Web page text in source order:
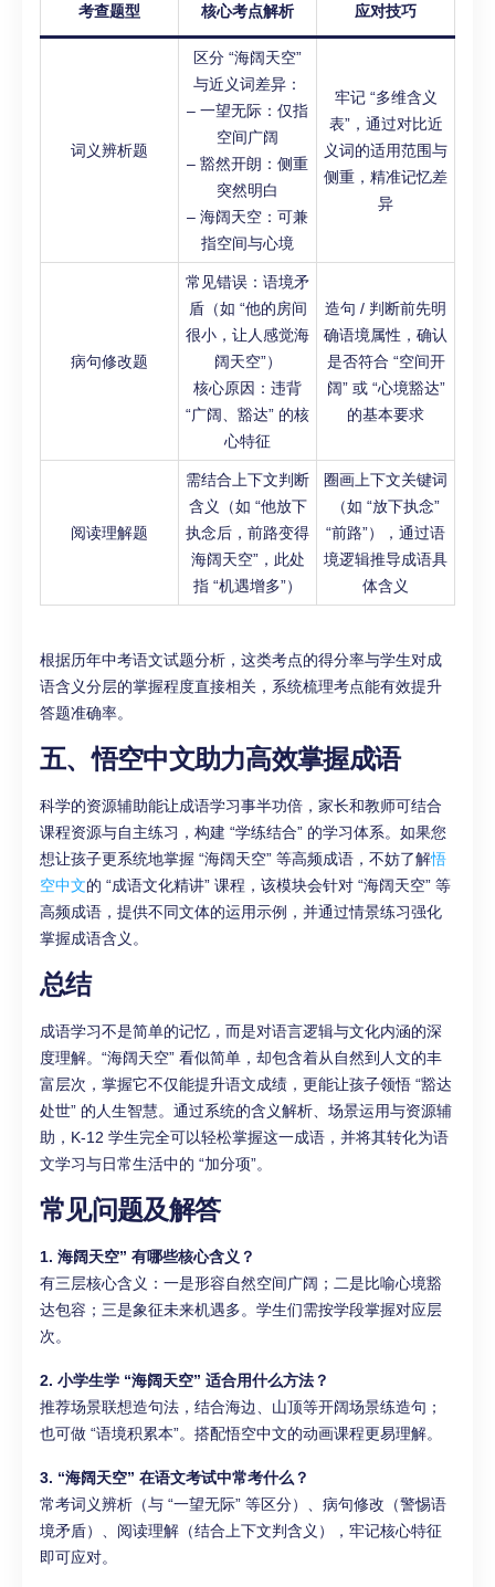
考查题型 核心考点解析 应对技巧
词义辨析题
区分 “海阔天空”
与近义词差异：
– 一望无际：仅指
空间广阔
– 豁然开朗：侧重
突然明白
– 海阔天空：可兼
指空间与心境
牢记 “多维含义
表”，通过对比近
义词的适用范围与
侧重，精准记忆差
异
病句修改题
常见错误：语境矛
盾（如 “他的房间
很小，让人感觉海
阔天空”）
核心原因：违背
“广阔、豁达” 的核
心特征
造句 / 判断前先明
确语境属性，确认
是否符合 “空间开
阔” 或 “心境豁达”
的基本要求
阅读理解题
需结合上下文判断
含义（如 “他放下
执念后，前路变得
海阔天空”，此处
指 “机遇增多”）
圈画上下文关键词
（如 “放下执念”
“前路”），通过语
境逻辑推导成语具
体含义
根据历年中考语文试题分析，这类考点的得分率与学生对成
语含义分层的掌握程度直接相关，系统梳理考点能有效提升
答题准确率。
五、悟空中文助力高效掌握成语
科学的资源辅助能让成语学习事半功倍，家长和教师可结合
课程资源与自主练习，构建 “学练结合” 的学习体系。如果您
想让孩子更系统地掌握 “海阔天空” 等高频成语，不妨了解悟
空中文的 “成语文化精讲” 课程，该模块会针对 “海阔天空” 等
高频成语，提供不同文体的运用示例，并通过情景练习强化
掌握成语含义。
总结
成语学习不是简单的记忆，而是对语言逻辑与文化内涵的深
度理解。“海阔天空” 看似简单，却包含着从自然到人文的丰
富层次，掌握它不仅能提升语文成绩，更能让孩子领悟 “豁达
处世” 的人生智慧。通过系统的含义解析、场景运用与资源辅
助，K-12 学生完全可以轻松掌握这一成语，并将其转化为语
文学习与日常生活中的 “加分项”。
常见问题及解答
1. 海阔天空” 有哪些核心含义？
有三层核心含义：一是形容自然空间广阔；二是比喻心境豁
达包容；三是象征未来机遇多。学生们需按学段掌握对应层
次。
2. 小学生学 “海阔天空” 适合用什么方法？
推荐场景联想造句法，结合海边、山顶等开阔场景练造句；
也可做 “语境积累本”。搭配悟空中文的动画课程更易理解。
3. “海阔天空” 在语文考试中常考什么？
常考词义辨析（与 “一望无际” 等区分）、病句修改（警惕语
境矛盾）、阅读理解（结合上下文判含义），牢记核心特征
即可应对。